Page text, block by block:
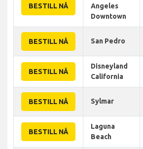
BESTILL NÅ
Angeles
Downtown
BESTILL NÅ San Pedro
BESTILL NÅ
Disneyland
California
BESTILL NÅ Sylmar
BESTILL NÅ
Laguna
Beach